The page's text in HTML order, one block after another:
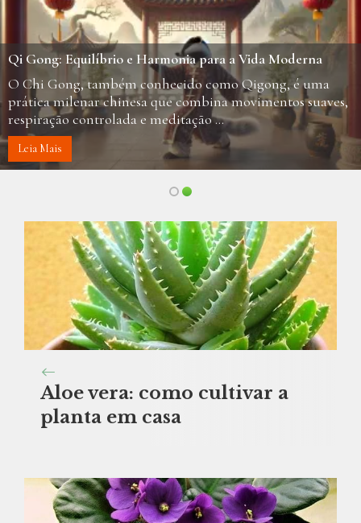
Qi Gong: Equilíbrio e Harmonia para a Vida Moderna
O Chi Gong, também conhecido como Qigong, é uma
prática milenar chinesa que combina movimentos suaves,
respiração controlada e meditação ...
Leia Mais
Aloe vera: como cultivar a
planta em casa